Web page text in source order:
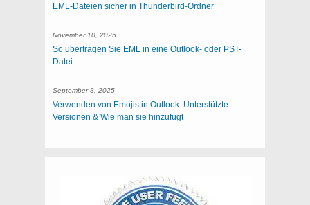
EML-Dateien sicher in Thunderbird-Ordner
November 10, 2025
So übertragen Sie EML in eine Outlook- oder PST-
Datei
September 3, 2025
Verwenden von Emojis in Outlook: Unterstützte
Versionen & Wie man sie hinzufügt